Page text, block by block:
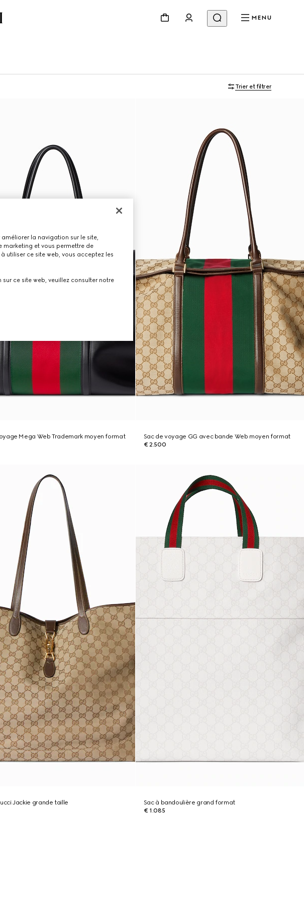
MENU
Trier et filtrer
Mega Web Trademark moyen format
Sac de voyage GG avec bande Web moyen format
€ 2.500
Jackie grande taille
Sac à bandoulière grand format
€ 1.085
la navigation sur le site,
marketing et vous permettre de
utiliser ce site web, vous acceptez les
ce site web, veuillez consulter notre